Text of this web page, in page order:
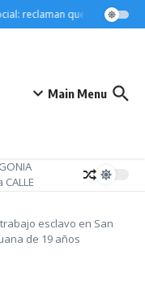
reclaman que Pettovello
Main Menu
CALLE
esclavo en San
de 19 años